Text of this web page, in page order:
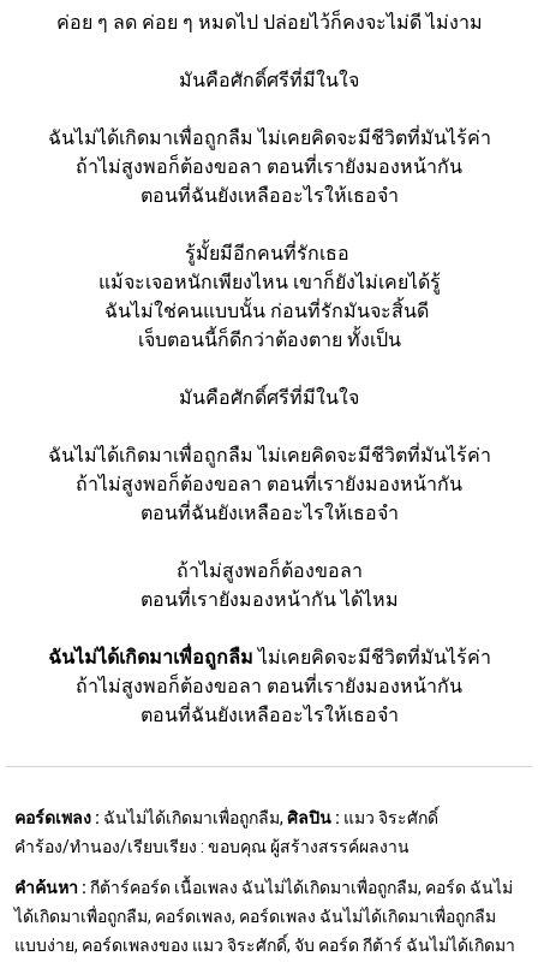
ค่อย ๆ ลด ค่อย ๆ หมดไป ปล่อยไว้ก็คงจะไม่ดี ไม่งาม
มันคือศักดิ์ศรีที่มีในใจ
ฉันไม่ได้เกิดมาเพื่อถูกลืม ไม่เคยคิดจะมีชีวิตที่มันไร้ค่า
ถ้าไม่สูงพอก็ต้องขอลา ตอนที่เรายังมองหน้ากัน
ตอนที่ฉันยังเหลืออะไรให้เธอจำ
รู้มั้ยมีอีกคนที่รักเธอ
แม้จะเจอหนักเพียงไหน เขาก็ยังไม่เคยได้รู้
ฉันไม่ใช่คนแบบนั้น ก่อนที่รักมันจะสิ้นดี
เจ็บตอนนี้ก็ดีกว่าต้องตาย ทั้งเป็น
มันคือศักดิ์ศรีที่มีในใจ
ฉันไม่ได้เกิดมาเพื่อถูกลืม ไม่เคยคิดจะมีชีวิตที่มันไร้ค่า
ถ้าไม่สูงพอก็ต้องขอลา ตอนที่เรายังมองหน้ากัน
ตอนที่ฉันยังเหลืออะไรให้เธอจำ
ถ้าไม่สูงพอก็ต้องขอลา
ตอนที่เรายังมองหน้ากัน ได้ไหม
ฉันไม่ได้เกิดมาเพื่อถูกลืม ไม่เคยคิดจะมีชีวิตที่มันไร้ค่า
ถ้าไม่สูงพอก็ต้องขอลา ตอนที่เรายังมองหน้ากัน
ตอนที่ฉันยังเหลืออะไรให้เธอจำ
คอร์ดเพลง : ฉันไม่ได้เกิดมาเพื่อถูกลืม, ศิลปิน : แมว จิระศักดิ์
คำร้อง/ทำนอง/เรียบเรียง : ขอบคุณ ผู้สร้างสรรค์ผลงาน
คำค้นหา : กีต้าร์คอร์ด เนื้อเพลง ฉันไม่ได้เกิดมาเพื่อถูกลืม, คอร์ด ฉันไม่
ได้เกิดมาเพื่อถูกลืม, คอร์ดเพลง, คอร์ดเพลง ฉันไม่ได้เกิดมาเพื่อถูกลืม
แบบง่าย, คอร์ดเพลงของ แมว จิระศักดิ์, จับ คอร์ด กีต้าร์ ฉันไม่ได้เกิดมา